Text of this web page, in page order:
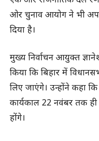
ओर चुनाव आयोग ने भी
दिया है।
मुख्य निर्वाचन आयुक्त
किया कि बिहार में
लिए जाएंगे। उन्होंने कहा
कार्यकाल 22 नवंबर तक
होंगे।